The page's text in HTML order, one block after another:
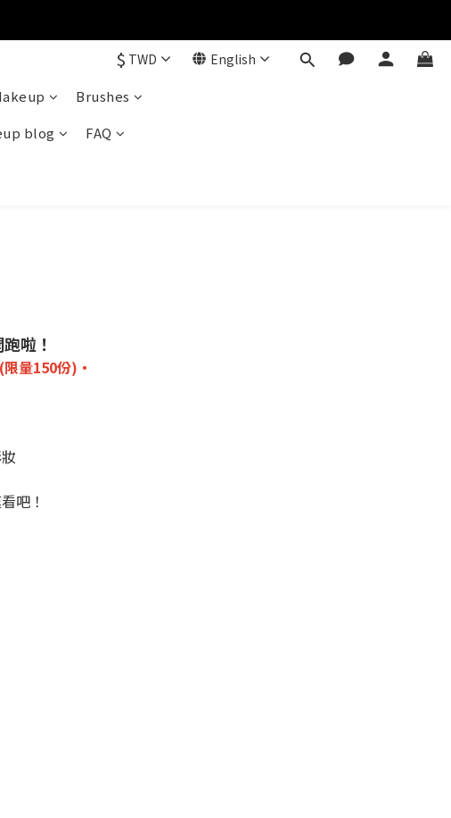
$ TWD English
Brushes
blog
FAQ
啦！
量150份)・
吧！